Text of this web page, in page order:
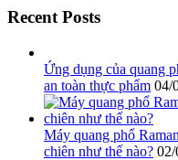
Recent Posts
Ứng dụng của quang
an toàn thực phẩm 04/
Máy quang phổ
chiên như thế nào? 02/